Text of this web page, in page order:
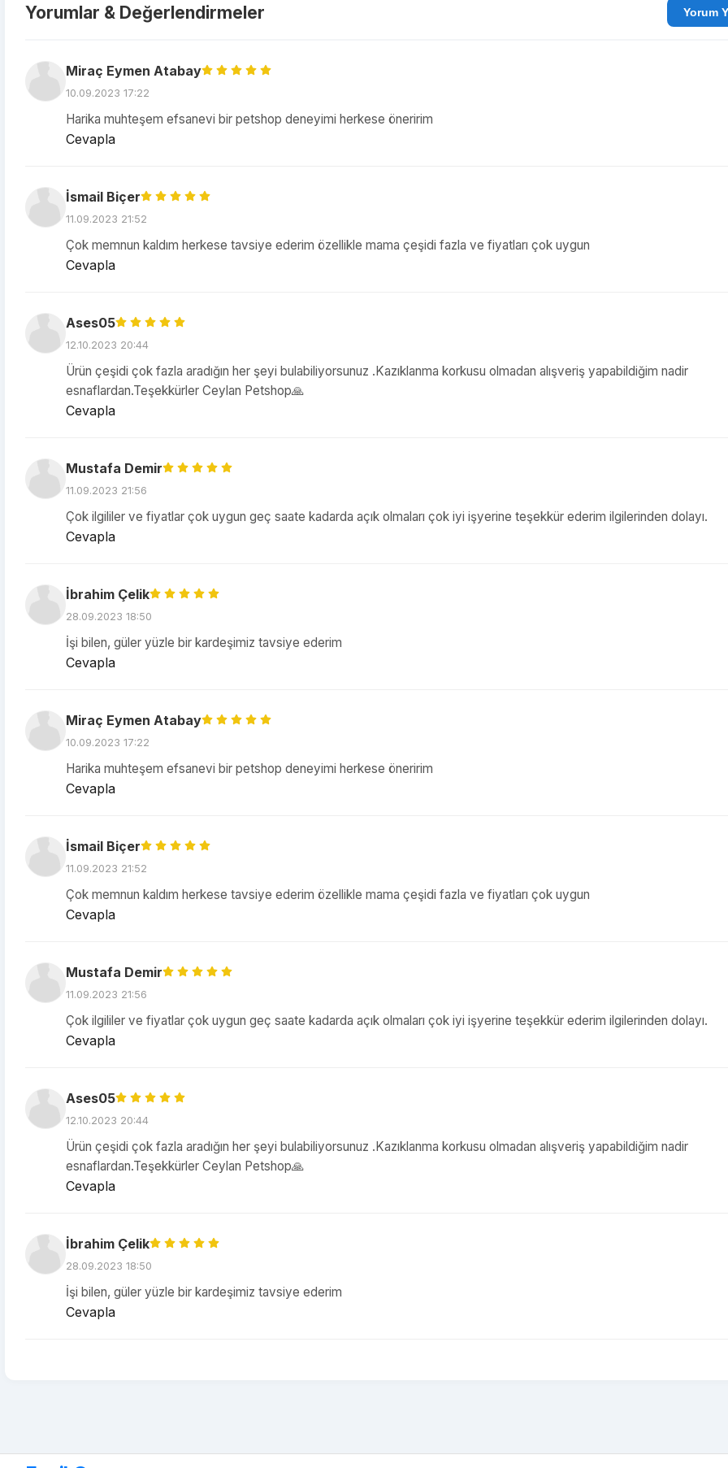
Yorumlar & Değerlendirmeler
Miraç Eymen Atabay
10.09.2023 17:22
Harika muhteşem efsanevi bir petshop deneyimi herkese öneririm
Cevapla
İsmail Biçer
11.09.2023 21:52
Çok memnun kaldım herkese tavsiye ederim özellikle mama çeşidi fazla ve fiyatları çok uygun
Cevapla
Ases05
12.10.2023 20:44
Ürün çeşidi çok fazla aradığın her şeyi bulabiliyorsunuz .Kazıklanma korkusu olmadan alışveriş yapabildiğim nadir
esnaflardan.Teşekkürler Ceylan Petshop🙏
Cevapla
Mustafa Demir
11.09.2023 21:56
Çok ilgililer ve fiyatlar çok uygun geç saate kadarda açık olmaları çok iyi işyerine teşekkür ederim ilgilerinden dolayı.
Cevapla
İbrahim Çelik
28.09.2023 18:50
İşi bilen, güler yüzle bir kardeşimiz tavsiye ederim
Cevapla
Miraç Eymen Atabay
10.09.2023 17:22
Harika muhteşem efsanevi bir petshop deneyimi herkese öneririm
Cevapla
İsmail Biçer
11.09.2023 21:52
Çok memnun kaldım herkese tavsiye ederim özellikle mama çeşidi fazla ve fiyatları çok uygun
Cevapla
Mustafa Demir
11.09.2023 21:56
Çok ilgililer ve fiyatlar çok uygun geç saate kadarda açık olmaları çok iyi işyerine teşekkür ederim ilgilerinden dolayı.
Cevapla
Ases05
12.10.2023 20:44
Ürün çeşidi çok fazla aradığın her şeyi bulabiliyorsunuz .Kazıklanma korkusu olmadan alışveriş yapabildiğim nadir
esnaflardan.Teşekkürler Ceylan Petshop🙏
Cevapla
İbrahim Çelik
28.09.2023 18:50
İşi bilen, güler yüzle bir kardeşimiz tavsiye ederim
Cevapla